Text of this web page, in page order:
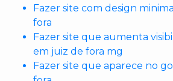
Fazer site com design
fora
Fazer site que aumenta
em juiz de fora mg
Fazer site que aparece no